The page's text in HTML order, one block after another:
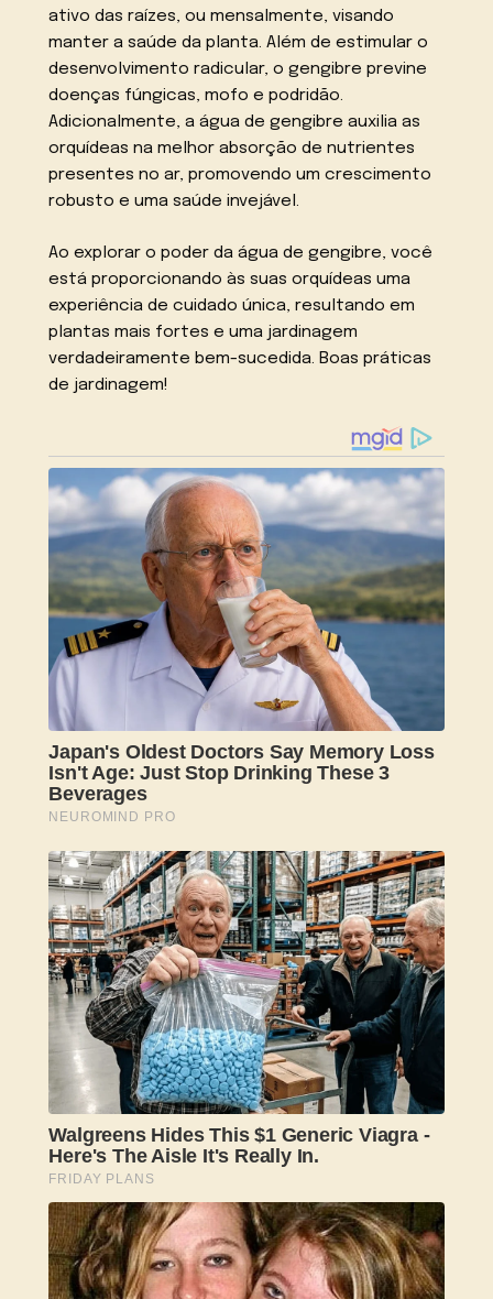
ativo das raízes, ou mensalmente, visando
manter a saúde da planta. Além de estimular o
desenvolvimento radicular, o gengibre previne
doenças fúngicas, mofo e podridão.
Adicionalmente, a água de gengibre auxilia as
orquídeas na melhor absorção de nutrientes
presentes no ar, promovendo um crescimento
robusto e uma saúde invejável.
Ao explorar o poder da água de gengibre, você
está proporcionando às suas orquídeas uma
experiência de cuidado única, resultando em
plantas mais fortes e uma jardinagem
verdadeiramente bem-sucedida. Boas práticas
de jardinagem!